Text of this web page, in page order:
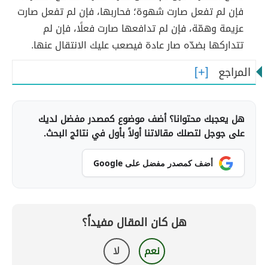
فإن لم تفعل صارت شهوة؛ فحاربها، فإن لم تفعل صارت
عزيمة وهمّة، فإن لم تدافعها صارت فعلًا، فإن لم
تتداركها بضدّه صار عادة فيصعب عليك الانتقال عنها.
المراجع
هل يعجبك محتوانا؟ أضف موضوع كمصدر مفضل لديك
على جوجل لتصلك مقالاتنا أولاً بأول في نتائج البحث.
أضف كمصدر مفضل على Google
هل كان المقال مفيداً؟
نعم لا